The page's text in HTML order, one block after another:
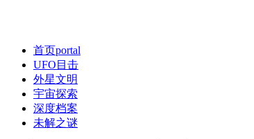
首页portal
UFO目击
外星文明
宇宙探索
深度档案
未解之谜